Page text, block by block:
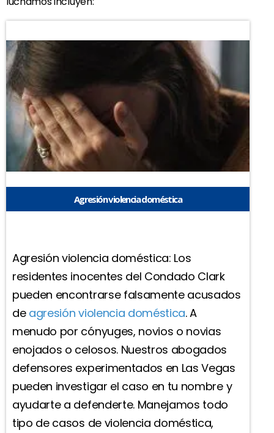
Agresión violencia doméstica
Agresión violencia doméstica: Los
residentes inocentes del Condado Clark
pueden encontrarse falsamente acusados
de agresión violencia doméstica. A
menudo por cónyuges, novios o novias
enojados o celosos. Nuestros abogados
defensores experimentados en Las Vegas
pueden investigar el caso en tu nombre y
ayudarte a defenderte. Manejamos todo
tipo de casos de violencia doméstica,